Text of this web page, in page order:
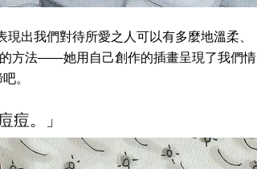
出我們對待所愛之人可以有多麼地溫柔、
方法——她用自己創作的插畫呈現了我們情
。
痘。」